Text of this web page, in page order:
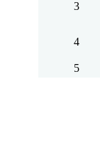
3
4
5